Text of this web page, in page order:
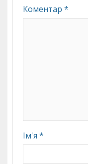
Коментар *
Ім'я *